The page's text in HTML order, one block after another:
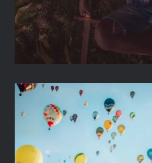
CÍM NÉLKÜL
VÁGÓ-MÁTH